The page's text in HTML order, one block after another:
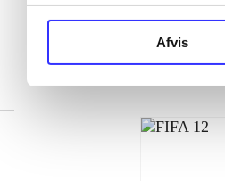
Afvis